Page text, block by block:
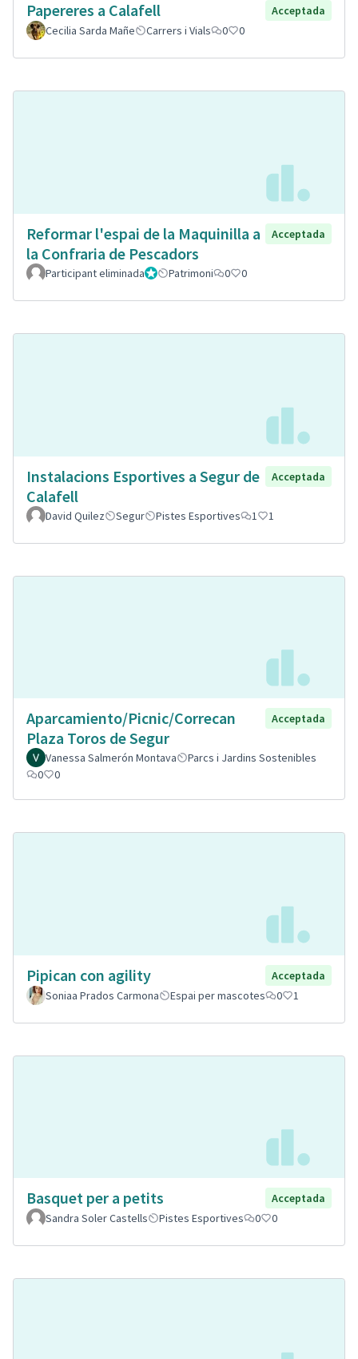
Papereres a Calafell
Acceptada
Cecilia Sarda Mañe
Carrers i Vials 0 0
Reformar l'espai de la Maquinilla a
la Confraria de Pescadors
Acceptada
Participant eliminadaAdministrador
Patrimoni 0 0
Instalacions Esportives a Segur de
Calafell
Acceptada
David Quilez Segur Pistes Esportives 1 1
Aparcamiento/Picnic/Correcan
Plaza Toros de Segur
Acceptada
Vanessa Salmerón Montava
Parcs i Jardins Sostenibles
0
0
Pipican con agility
Acceptada
Soniaa Prados Carmona
Espai per mascotes 0 1
Basquet per a petits
Acceptada
Sandra Soler Castells
Pistes Esportives 0 0